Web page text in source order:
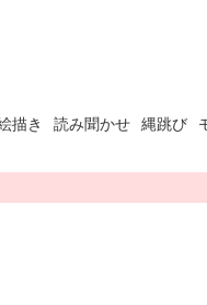
描き 読み聞かせ 縄跳び